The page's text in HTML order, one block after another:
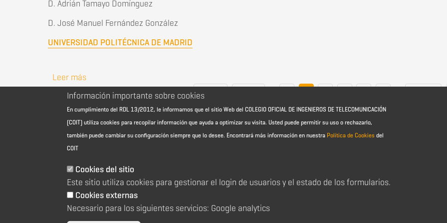
D. Adrián Tamayo Domínguez
D. José Manuel Fernández González
UNIVERSIDAD POLITÉCNICA DE MADRID
Leer mássobre Premios HISPASAT a la Mejor Tesis Doctoral en Sistemas de Comunicación Vía Satélite.
Aviso Legal - Información general
Contacto
Política de cookies
Política de reembolso
Sitemap
Información importante sobre cookies
En cumplimiento del RDL 13/2012, le informamos que el sitio Web del COLEGIO OFICIAL DE INGENIEROS DE TELECOMUNICACIÓN
(COIT) utiliza cookies para recopilar información que ayuda a optimizar su visita. Usted puede permitir su uso o rechazarlo,
también puede cambiar su configuración siempre que lo desee. Encontrará más información en nuestra Política de Cookies del
COIT
Cookies del sitio
Este sitio utiliza cookies para gestionar el login de usuarios y el estado de los formularios.
Cookies externas
Necesario para los siguientes servicios: Google analytics